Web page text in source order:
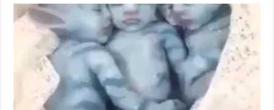
امرأة
تلد
3
أطفال
على
جني
مغلقة